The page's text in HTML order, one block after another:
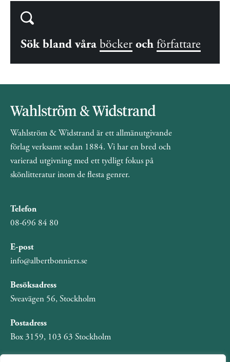
Sök bland våra böcker och författare
Wahlström & Widstrand är ett allmänutgivande
förlag verksamt sedan 1884. Vi har en bred och
varierad utgivning med ett tydligt fokus på
skönlitteratur inom de flesta genrer.
Telefon
08-696 84 80
E-post
info@albertbonniers.se
Besöksadress
Sveavägen 56, Stockholm
Postadress
Box 3159, 103 63 Stockholm